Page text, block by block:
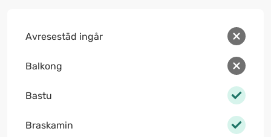
Avresestäd ingår
Balkong
Bastu
Braskamin